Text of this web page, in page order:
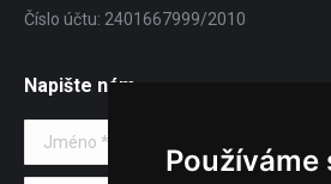
Používáme
Číslo účtu: 2401667999/2010
Napište nám
Jméno *